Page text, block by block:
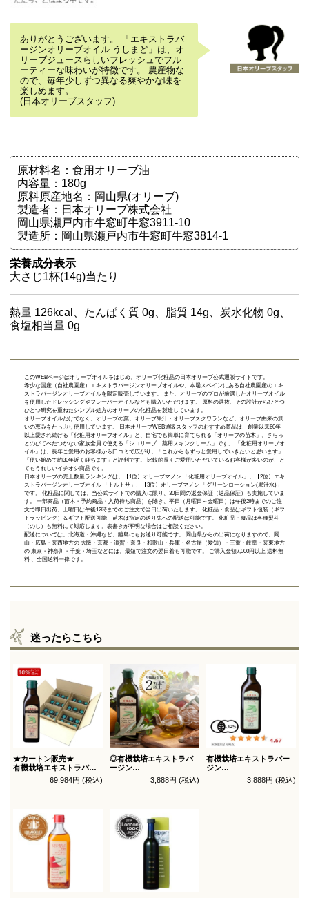
ありがとうございます。 「エキストラバ
ージンオリーブオイル うしまど」は、オ
リーブジュースらしいフレッシュでフル
ーティーな味わいが特徴です。 農産物な
ので、毎年少しずつ異なる爽やかな味を
楽しめます。
(日本オリーブスタッフ)
原材料名：食用オリーブ油
内容量：180g
原料原産地名：岡山県(オリーブ)
製造者：日本オリーブ株式会社
岡山県瀬戸内市牛窓町牛窓3911-10
製造所：岡山県瀬戸内市牛窓町牛窓3814-1
栄養成分表示
大さじ1杯(14g)当たり
熱量 126kcal、たんぱく質 0g、脂質 14g、炭水化物 0g、
食塩相当量 0g
このWEBページはオリーブオイルをはじめ、オリーブ化粧品の日本オリーブ公式通販サイトです。
希少な国産（自社農園産）エキストラバージンオリーブオイルや、本場スペインにある自社農園産のエキ
ストラバージンオリーブオイルを限定販売しています。 また、オリーブのプロが厳選したオリーブオイル
を使用したドレッシングやフレーバーオイルなども購入いただけます。 原料の選抜、その設計からひとつ
ひとつ研究を重ねたシンプル処方のオリーブの化粧品を製造しています。
オリーブオイルだけでなく、オリーブの葉、オリーブ果汁・オリーブスクワランなど、オリーブ由来の潤
いの恵みをたっぷり使用しています。 日本オリーブWEB通販スタッフのおすすめ商品は、創業以来60年
以上愛され続ける「 化粧用オリーブオイル 」と、自宅でも簡単に育てられる「 オリーブの苗木 」、さらっ
とのびてべたつかない家族全員で使える「 シコリーブ 薬用スキンクリーム 」です。 「化粧用オリーブオ
イル」は、長年ご愛用のお客様から口コミで広がり、「これからもずっと愛用していきたいと思います」
「使い始めて約30年近く経ちます」と評判です。 比較的長くご愛用いただいているお客様が多いのが、と
てもうれしいイチオシ商品です。
日本オリーブの売上数量ランキングは、【1位】オリーブマノン 「 化粧用オリーブオイル 」、【2位】
エキ
ストラバージンオリーブオイル 「トルトサ」
、【3位】 オリーブマノン 「グリーンローション(果汁水)」
です。 化粧品に関しては、当公式サイトでの購入に限り、 30日間の返金保証（返品保証）
も実施していま
す。 一部商品（苗木・予約商品・入荷待ち商品）を除き、平日（月曜日～金曜日）は午後2時までのご注
文で即日出荷、土曜日は午後12時までのご注文で当日出荷いたします。 化粧品・食品はギフト包装（ギフ
トラッピング）＆ギフト配送可能、苗木は指定の送り先への配送は可能です。 化粧品・食品は各種熨斗
（のし）も無料にて対応します。表書きが不明な場合はご相談ください。
配送については、北海道・沖縄など、離島にもお送り可能です。 岡山県からの出荷になりますので、岡
山・広島・関西地方の 大阪・京都・滋賀・奈良・和歌山・兵庫・名古屋（愛知）・三重・岐阜・関東地方
の 東京・神奈川・千葉・埼玉などには、最短で注文の翌日着も可能です。 ご購入金額7,000円以上 送料無
料 、全国送料一律です。
迷ったらこちら
★カートン販売★
有機栽培エキストラバー
オリーブオイル ブレンド
69,984円 (税込)
◎有機栽培エキストラバ
ージン
オリーブオイル ブレンド
3,888円 (税込)
有機栽培エキストラバー
ジン
オリーブオイル シングル
3,888円 (税込)